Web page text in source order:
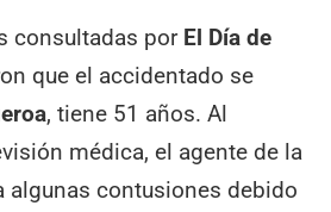
consultadas por El Día de
que el accidentado se
, tiene 51 años. Al
médica, el agente de la
algunas contusiones debido